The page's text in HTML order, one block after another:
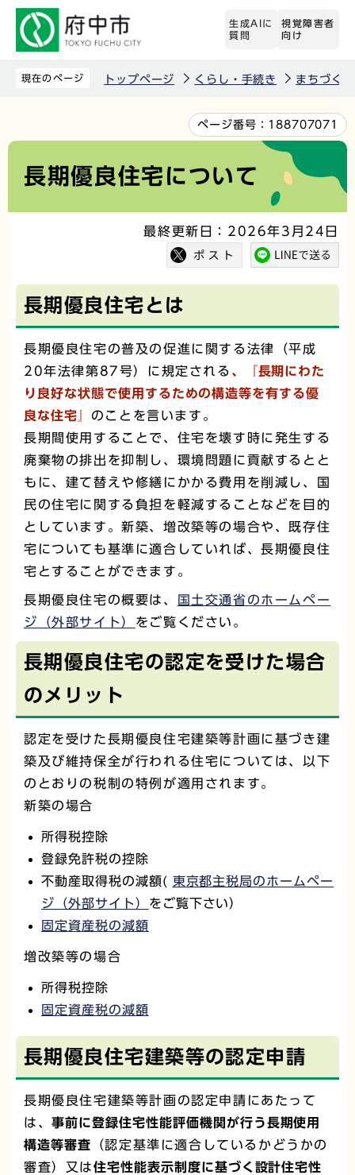
先
す
生成AIに
質問
視覚障害者
向け
現在のページ トップページ くらし・手続き まちづく
文
か
ページ番号： 188707071
長期優良住宅について
最終更新日：2026年3月24日
長期優良住宅とは
長期優良住宅の普及の促進に関する法律（平成
20年法律第87号）に規定される 、『長期にわた
り良好な状態で使用するための構造等を有する優
良な住宅』 のことを言います。
長期間使用することで、住宅を壊す時に発生する
廃棄物の排出を抑制し、環境問題に貢献するとと
もに、建て替えや修繕にかかる費用を削減し、国
民の住宅に関する負担を軽減することなどを目的
としています。新築、増改築等の場合や、既存住
宅についても基準に適合していれば、長期優良住
宅とすることができます。
長期優良住宅の概要は、
国土交通省のホームペー
ジ（外部サイト） をご覧ください。
長期優良住宅の認定を受けた場合
のメリット
認定を受けた長期優良住宅建築等計画に基づき建
築及び維持保全が行われる住宅については、以下
のとおりの税制の特例が適用されます。
新築の場合
所得税控除
登録免許税の控除
不動産取得税の減額( 東京都主税局のホームペー
ジ（外部サイト） をご覧下さい）
固定資産税の減額
増改築等の場合
所得税控除
固定資産税の減額
長期優良住宅建築等の認定申請
長期優良住宅建築等計画の認定申請にあたって
は、事前に登録住宅性能評価機関が行う長期使用
構造等審査 （認定基準に適合しているかどうかの
審査）又は住宅性能表示制度に基づく設計住宅性